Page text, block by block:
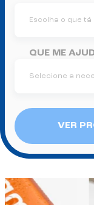
Escolha o que
QUE ME
Selecione a
VER